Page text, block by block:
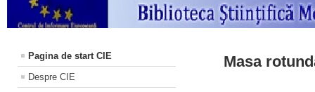
Pagina de start CIE
Despre CIE
Masa